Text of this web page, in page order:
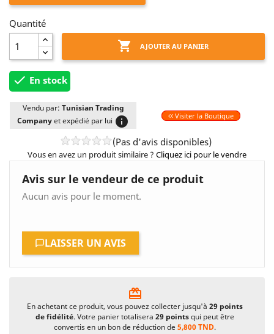
Quantité
 AJOUTER AU PANIER
 En stock
Vendu par: Tunisian Trading
Companyet expédié par lui info Visiter la Boutique
(Pas d'avis disponibles)
Vous en avez un produit similaire ? Cliquez ici pour le vendre
Avis sur le vendeur de ce produit
Aucun avis pour le moment.
LAISSER UN AVIS
card_giftcard
En achetant ce produit, vous pouvez collecter jusqu'à 29 points
de fidélité. Votre panier totalisera 29 pointsqui peut être
convertis en un bon de réduction de5,800 TND.